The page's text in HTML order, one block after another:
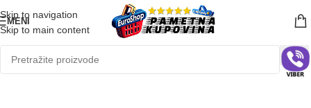
Skip to navigation
Skip to main content
MENI